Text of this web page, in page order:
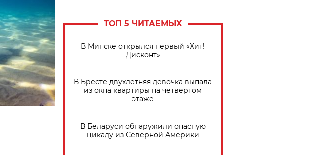
ТОП 5 ЧИТАЕМЫХ
В Минске открылся первый «Хит!
Дисконт»
В Бресте двухлетняя девочка выпала
из окна квартиры на четвертом
этаже
В Беларуси обнаружили опасную
цикаду из Северной Америки